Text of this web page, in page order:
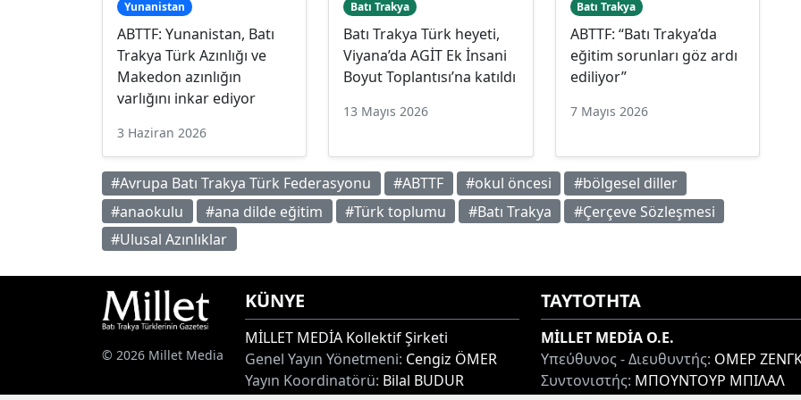
Yunanistan
ABTTF: Yunanistan, Batı
Trakya Türk Azınlığı ve
Makedon azınlığın
varlığını inkar ediyor
3 Haziran 2026
Batı Trakya
Batı Trakya Türk heyeti,
Viyana’da AGİT Ek İnsani
Boyut Toplantısı’na katıldı
13 Mayıs 2026
Batı Trakya
ABTTF: “Batı Trakya’da
eğitim sorunları göz ardı
ediliyor”
7 Mayıs 2026
#Avrupa Batı Trakya Türk Federasyonu #ABTTF #okul öncesi
#bölgesel diller
#anaokulu
#ana dilde eğitim #Türk toplumu #Batı Trakya
#Çerçeve Sözleşmesi
#Ulusal Azınlıklar
© 2026 Millet Media
KÜNYE
MİLLET MEDİA Kollektif Şirketi
Genel Yayın Yönetmeni: Cengiz ÖMER
Yayın Koordinatörü: Bilal BUDUR
ΤΑΥΤΟΤΗΤΑ
MİLLET MEDİA O.E.
Υπεύθυνος - Διευθυντής: ΟΜΕΡ
Συντονιστής: ΜΠΟΥΝΤΟΥΡ ΜΠΙΛΑΛ